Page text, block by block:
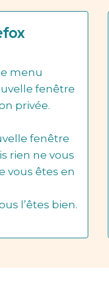
menu
fenêtre
privée.
fenêtre
rien ne vous
vous êtes en
l’êtes bien.